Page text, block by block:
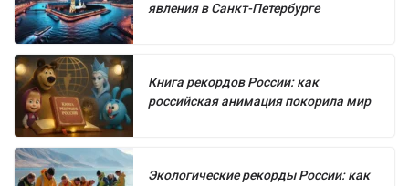
явления в Санкт-Петербурге
Книга рекордов России: как
российская анимация покорила мир
Экологические рекорды России: как